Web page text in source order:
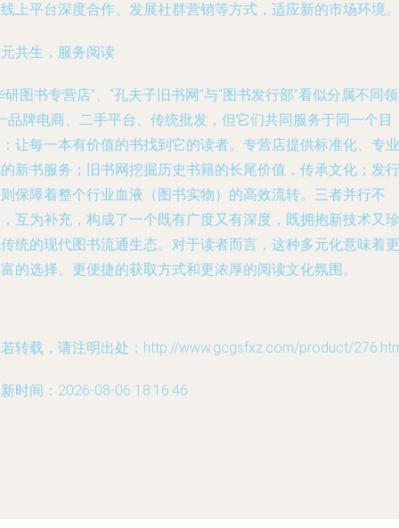
上平台深度合作、发展社群营销等方式，适应新的市场环境。
共生，服务阅读
研图书专营店”、“孔夫子旧书网”与“图书发行部”看似分属不同
牌电商、二手平台、传统批发，但它们共同服务于同一个目
让每一本有价值的书找到它的读者。专营店提供标准化、专业
新书服务；旧书网挖掘历史书籍的长尾价值，传承文化；发行
保障着整个行业血液（图书实物）的高效流转。三者并行不
互为补充，构成了一个既有广度又有深度，既拥抱新技术又珍
统的现代图书流通生态。对于读者而言，这种多元化意味着更
的选择、更便捷的获取方式和更浓厚的阅读文化氛围。
转载，请注明出处：http://www.gcgsfxz.com/product/
时间：2026-08-06 18:16:46